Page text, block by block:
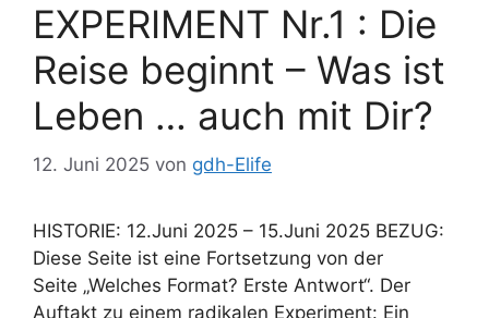
EXPERIMENT Nr.1 : Die
Reise beginnt – Was ist
Leben … auch mit Dir?
12. Juni 2025 von gdh-Elife
HISTORIE: 12.Juni 2025 – 15.Juni 2025 BEZUG:
Diese Seite ist eine Fortsetzung von der
Seite „Welches Format? Erste Antwort“. Der
Auftakt zu einem radikalen Experiment: Ein